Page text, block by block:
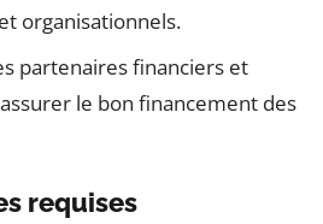
organisationnels.
partenaires financiers et
le bon financement des
requises